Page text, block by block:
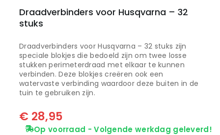
Draadverbinders voor Husqvarna – 32
stuks
Draadverbinders voor Husqvarna – 32 stuks zijn
speciale blokjes die bedoeld zijn om twee losse
stukken perimeterdraad met elkaar te kunnen
verbinden. Deze blokjes creëren ook een
watervaste verbinding waardoor deze buiten in de
tuin te gebruiken zijn.
€ 28,95
Op voorraad - Volgende werkdag geleverd!